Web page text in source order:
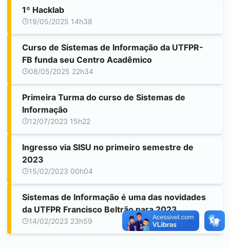
1º Hacklab
19/05/2025 14h38
Curso de Sistemas de Informação da UTFPR-
FB funda seu Centro Acadêmico
08/05/2025 22h34
Primeira Turma do curso de Sistemas de
Informação
12/07/2023 15h22
Ingresso via SISU no primeiro semestre de
2023
15/02/2023 00h04
Sistemas de Informação é uma das novidades
da UTFPR Francisco Beltrão para 2023
14/02/2023 23h59